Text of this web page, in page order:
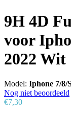
9H 4D
voor
2022 Wit
Model: Iphone 7/8/
Nog niet beoordeeld
€7,30